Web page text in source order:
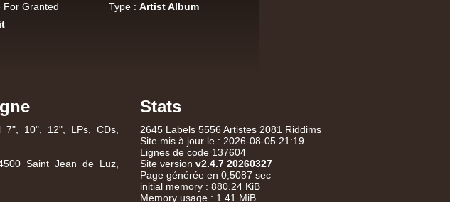
For Granted
Type :Artist Album
7", 10", 12", LPs, CDs,
Saint Jean de Luz,
Stats
2645 Labels 5556 Artistes 2081 Riddims
Site mis à jour le : 2026-08-05 21:19
Lignes de code 137604
Site versionv2.4.7 20260327
Page générée en 0,5087 sec
initial memory : 880.24 KiB
Memory usage : 1.41 MiB